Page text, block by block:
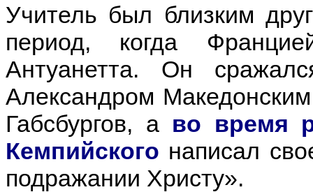
Учитель был близким
период, когда
Антуанетта. Он
Александром
Габсбургов, а во время
Кемпийского написал
подражании Христу».